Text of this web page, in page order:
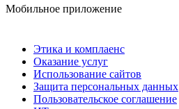
Мобильное приложение
Этика и комплаенс
Оказание услуг
Использование сайтов
Защита персональных данных
Пользовательское соглашение